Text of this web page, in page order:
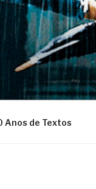
Anos de Textos